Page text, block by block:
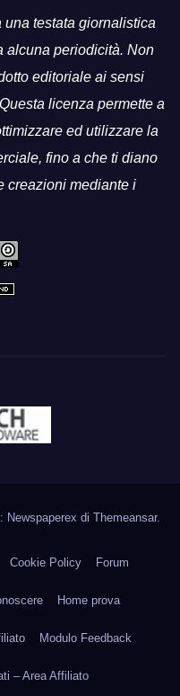
una testata giornalistica
alcuna periodicità. Non
editoriale ai sensi
licenza permette a
ed utilizzare la
fino a che ti diano
creazioni mediante i
Newspaperex di Themeansar.
Cookie Policy Forum
Home prova
Modulo Feedback
– Area Affiliato